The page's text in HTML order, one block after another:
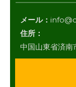
メール：
住所：
中国山東省済南